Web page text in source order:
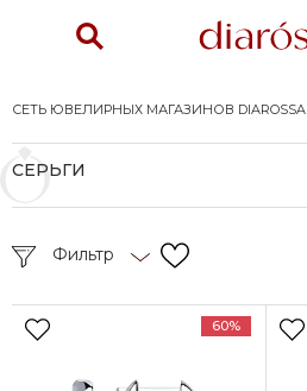
СЕТЬ ЮВЕЛИРНЫХ МАГАЗИНОВ DIAROSSA
СЕРЬГИ
Фильтр
60%